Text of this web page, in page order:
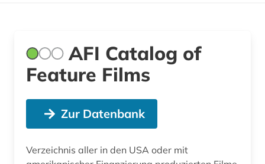
AFI Catalog of
Feature Films
Zur Datenbank
Verzeichnis aller in den USA oder mit